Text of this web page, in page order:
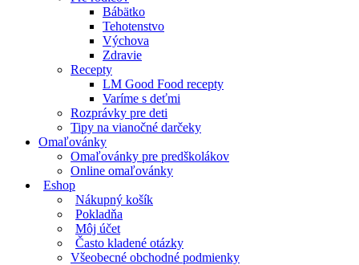
Bábätko
Tehotenstvo
Výchova
Zdravie
Recepty
LM Good Food recepty
Varíme s deťmi
Rozprávky pre deti
Tipy na vianočné darčeky
Omaľovánky
Omaľovánky pre predškolákov
Online omaľovánky
Eshop
Nákupný košík
Pokladňa
Môj účet
Často kladené otázky
Všeobecné obchodné podmienky